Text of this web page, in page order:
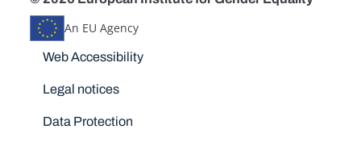
An EU Agency
Disclaimers
Web Accessibility
Legal notices
Data Protection